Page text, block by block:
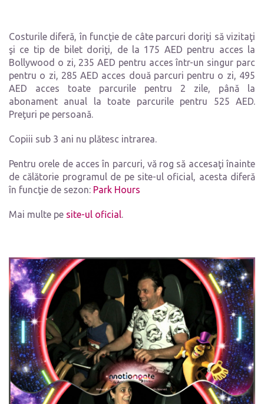
Costurile diferă, în funcţie de câte parcuri doriţi să vizitaţi
şi ce tip de bilet doriţi, de la 175 AED pentru acces la
Bollywood o zi, 235 AED pentru acces într-un singur parc
pentru o zi, 285 AED acces două parcuri pentru o zi, 495
AED acces toate parcurile pentru 2 zile, până la
abonament anual la toate parcurile pentru 525 AED.
Preţuri pe persoană.
Copiii sub 3 ani nu plătesc intrarea.
Pentru orele de acces în parcuri, vă rog să accesaţi înainte
de călătorie programul de pe site-ul oficial, acesta diferă
în funcţie de sezon: Park Hours
Mai multe pe site-ul oficial.